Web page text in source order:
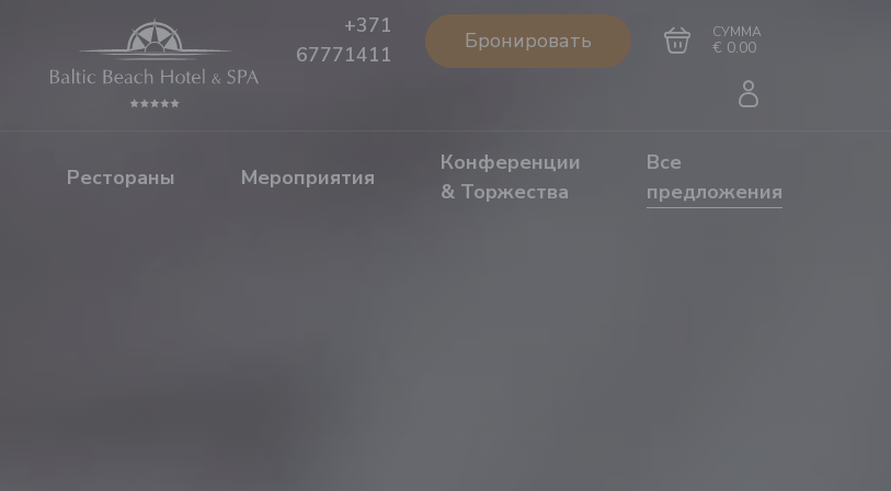
+371
67771411
Бронировать СУММА
€ 0.00
Рестораны Mероприятия
Конференции
& Торжества
Все
предложения